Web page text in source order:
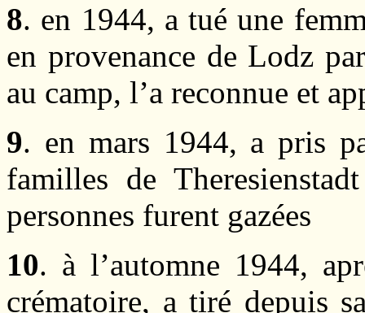
8. en 1944, a tué une
en provenance de Lodz
au camp, l’a reconnue et
9. en mars 1944, a pris
familles de
personnes furent gazées
10. à l’automne 1944,
crématoire, a tiré depuis